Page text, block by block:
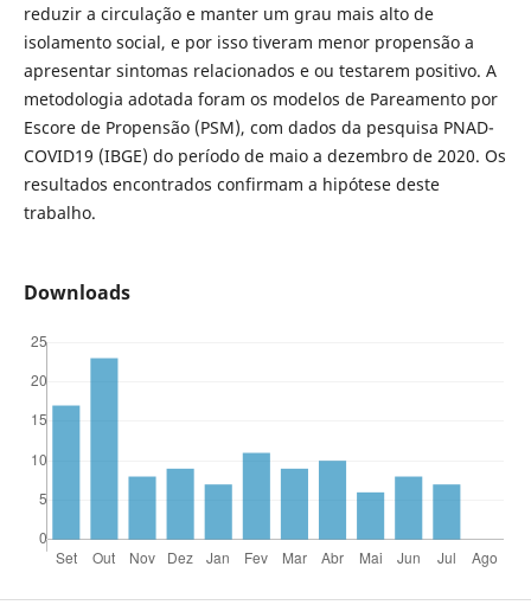
reduzir a circulação e manter um grau mais alto de
isolamento social, e por isso tiveram menor propensão a
apresentar sintomas relacionados e ou testarem positivo. A
metodologia adotada foram os modelos de Pareamento por
Escore de Propensão (PSM), com dados da pesquisa PNAD-
COVID19 (IBGE) do período de maio a dezembro de 2020. Os
resultados encontrados confirmam a hipótese deste
trabalho.
Downloads